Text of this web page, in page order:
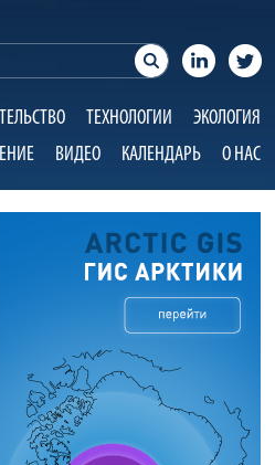
ТЕХНОЛОГИИ
ЭКОЛОГИЯ
ВИДЕО КАЛЕНДАРЬ О НАС